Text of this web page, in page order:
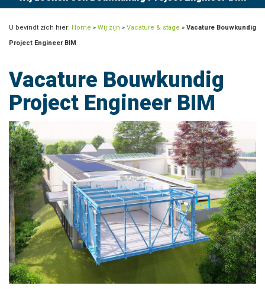
U bevindt zich hier: Home » Wij zijn » Vacature & stage » Vacature Bouwkundig
Project Engineer BIM
Vacature Bouwkundig
Project Engineer BIM